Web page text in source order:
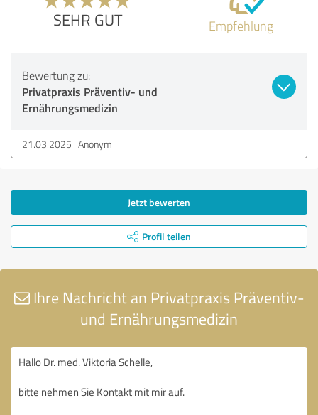
SEHR GUT Empfehlung
Bewertung zu:
Privatpraxis Präventiv- und
Ernährungsmedizin
21.03.2025 Anonym
Jetzt bewerten
Profil teilen
Ihre Nachricht an Privatpraxis Präventiv-
und Ernährungsmedizin